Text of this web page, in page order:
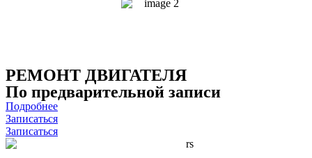
РЕМОНТ ДВИГАТЕЛЯ
По предварительной записи
Подробнее
Записаться
Записаться